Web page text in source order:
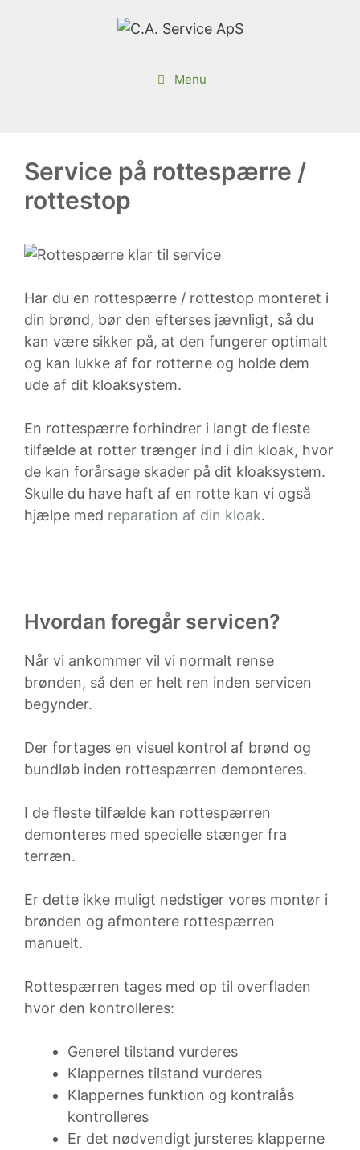
Menu
Service på rottespærre /
rottestop
Har du en rottespærre / rottestop monteret i
din brønd, bør den efterses jævnligt, så du
kan være sikker på, at den fungerer optimalt
og kan lukke af for rotterne og holde dem
ude af dit kloaksystem.
En rottespærre forhindrer i langt de fleste
tilfælde at rotter trænger ind i din kloak, hvor
de kan forårsage skader på dit kloaksystem.
Skulle du have haft af en rotte kan vi også
hjælpe med reparation af din kloak.
Hvordan foregår servicen?
Når vi ankommer vil vi normalt rense
brønden, så den er helt ren inden servicen
begynder.
Der fortages en visuel kontrol af brønd og
bundløb inden rottespærren demonteres.
I de fleste tilfælde kan rottespærren
demonteres med specielle stænger fra
terræn.
Er dette ikke muligt nedstiger vores montør i
brønden og afmontere rottespærren
manuelt.
Rottespærren tages med op til overfladen
hvor den kontrolleres:
Generel tilstand vurderes
Klappernes tilstand vurderes
Klappernes funktion og kontralås
kontrolleres
Er det nødvendigt jursteres klapperne